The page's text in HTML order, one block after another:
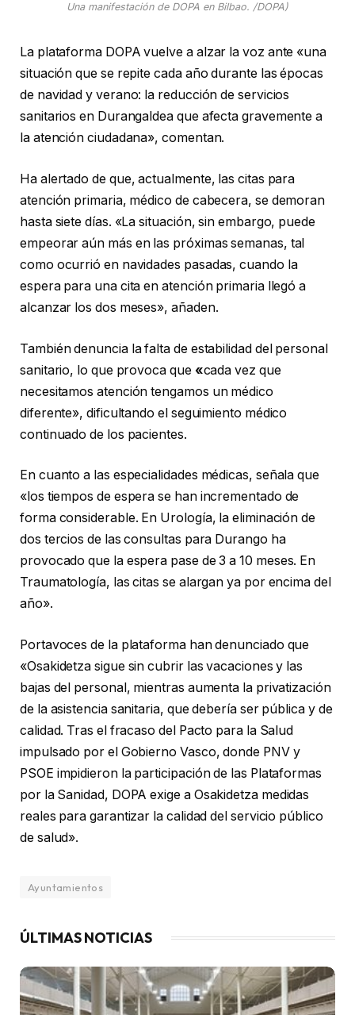
Una manifestación de DOPA en Bilbao. /DOPA)
La plataforma DOPA vuelve a alzar la voz ante «una
situación que se repite cada año durante las épocas
de navidad y verano: la reducción de servicios
sanitarios en Durangaldea que afecta gravemente a
la atención ciudadana», comentan.
Ha alertado de que, actualmente, las citas para
atención primaria, médico de cabecera, se demoran
hasta siete días. «La situación, sin embargo, puede
empeorar aún más en las próximas semanas, tal
como ocurrió en navidades pasadas, cuando la
espera para una cita en atención primaria llegó a
alcanzar los dos meses», añaden.
También denuncia la falta de estabilidad del personal
sanitario, lo que provoca que «cada vez que
necesitamos atención tengamos un médico
diferente», dificultando el seguimiento médico
continuado de los pacientes.
En cuanto a las especialidades médicas, señala que
«los tiempos de espera se han incrementado de
forma considerable. En Urología, la eliminación de
dos tercios de las consultas para Durango ha
provocado que la espera pase de 3 a 10 meses. En
Traumatología, las citas se alargan ya por encima del
año».
Portavoces de la plataforma han denunciado que
«Osakidetza sigue sin cubrir las vacaciones y las
bajas del personal, mientras aumenta la privatización
de la asistencia sanitaria, que debería ser pública y de
calidad. Tras el fracaso del Pacto para la Salud
impulsado por el Gobierno Vasco, donde PNV y
PSOE impidieron la participación de las Plataformas
por la Sanidad, DOPA exige a Osakidetza medidas
reales para garantizar la calidad del servicio público
de salud».
Ayuntamientos
ÚLTIMAS NOTICIAS